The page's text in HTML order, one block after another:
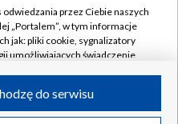
S.A. w likwidacji
przez Ciebie naszych
„Portalem”, w tym informacje
jak: pliki cookie, sygnalizatory
umożliwiających świadczenie
do serwisu